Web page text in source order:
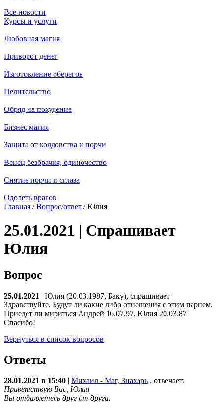
Все новости
Курсы и услуги
Любовная магия
Приворот денег
Изготовление оберегов
Целительство
Обряд на похудение
Бизнес магия
Защита от колдовства и порчи
Венец безбрачия, одиночество
Снятие порчи и сглаза
Одолеть врагов
Главная /Вопрос/ответ / Юлия
25.01.2021 | Спрашивает
Юлия
Вопрос
25.01.2021 | Юлия (20.03.1987, Баку), спрашивает
Здравствуйте. Будут ли какие либо отношения с этим парнем.
Приедет ли мириться Андрей 16.07.97. Юлия 20.03.87
Спасибо!
Вернуться в список вопросов
Ответы
28.01.2021 в 15:40 Михаил - Маг, Знахарь , отвечает:
Приветствую Вас, Юлия
Вы отдаляетесь друг от друга.